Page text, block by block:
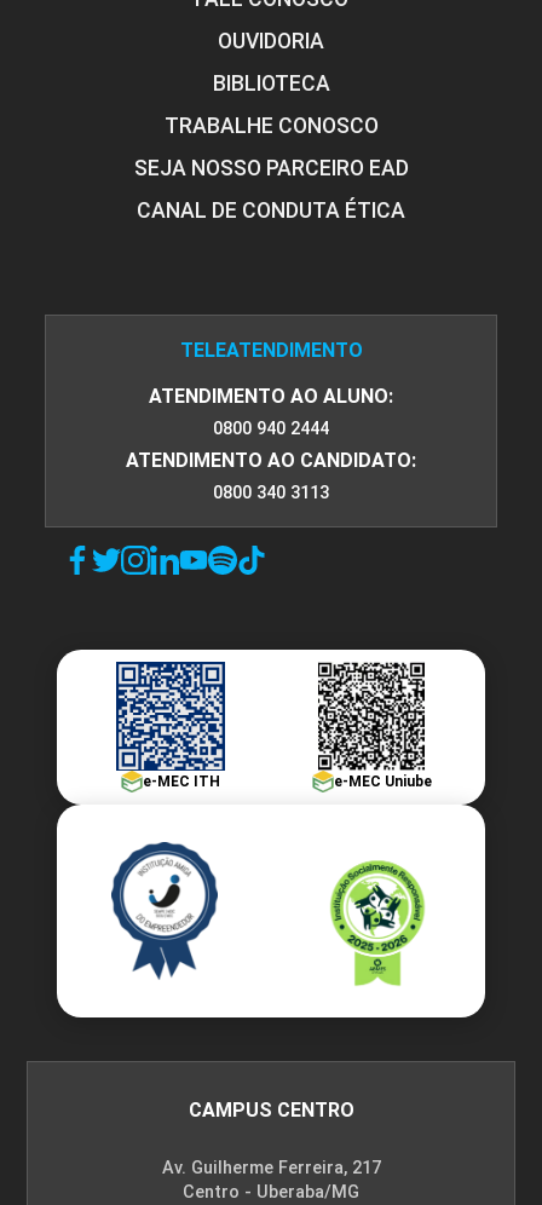
OUVIDORIA
BIBLIOTECA
TRABALHE CONOSCO
SEJA NOSSO PARCEIRO EAD
CANAL DE CONDUTA ÉTICA
TELEATENDIMENTO
ATENDIMENTO AO ALUNO:
0800 940 2444
ATENDIMENTO AO CANDIDATO:
0800 340 3113
e-MEC ITH e-MEC Uniube
CAMPUS CENTRO
Av. Guilherme Ferreira, 217
Centro - Uberaba/MG